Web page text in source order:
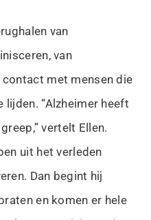
van
van
met mensen die
lijden. “Alzheimer heeft
vertelt Ellen.
uit het verleden
Dan begint hij
en komen er hele